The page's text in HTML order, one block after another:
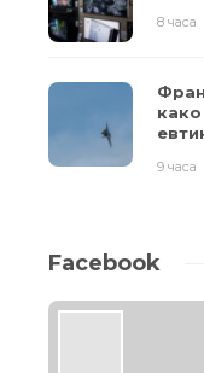
8 часа
9 часа
Facebook